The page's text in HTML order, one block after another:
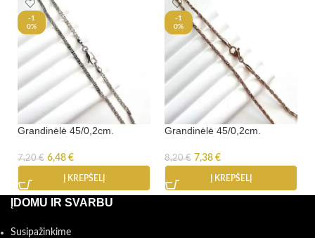
-1
0%
Grandinėlė 45/0,2cm.
7,20€ 6,48 €
Į KREPŠELĮ
-1
0%
Grandinėlė 45/0,2cm.
8,20€ 7,38 €
Į KREPŠELĮ
ĮDOMU IR SVARBU
Susipažinkime